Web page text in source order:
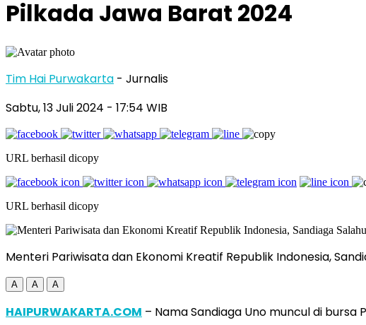
Pilkada Jawa Barat 2024
Tim Hai Purwakarta - Jurnalis
Sabtu, 13 Juli 2024 - 17:54 WIB
URL berhasil dicopy
URL berhasil dicopy
Menteri Pariwisata dan Ekonomi Kreatif Republik Indonesia,
A A A
HAIPURWAKARTA.COM – Nama Sandiaga Uno muncul di bursa